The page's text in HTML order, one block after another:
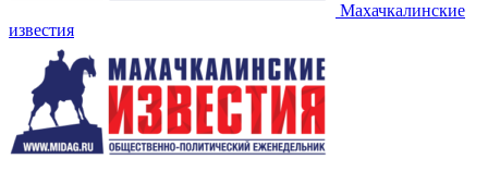
Махачкалинские
известия